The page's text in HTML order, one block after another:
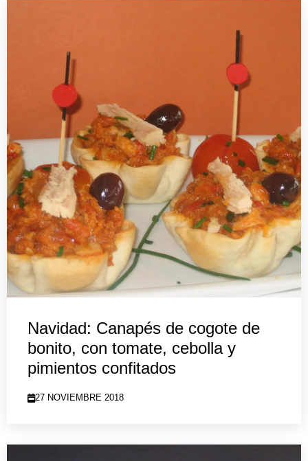
Navidad: Canapés de cogote de
bonito, con tomate, cebolla y
pimientos confitados
27 NOVIEMBRE 2018